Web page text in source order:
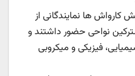
کارواش ها نمایندگانی از
نواحی حضور داشتند و
فیزیکی و میکروبی